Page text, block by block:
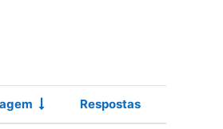
Respostas
Ações